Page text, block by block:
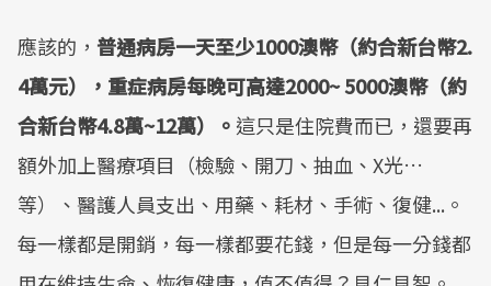
應該的， 普通病房一天至少1000澳幣（約合新台幣2.
4萬元），重症病房每晚可高達2000~ 5000澳幣（約
合新台幣4.8萬~12萬）。 這只是住院費而已，還要再
額外加上醫療項目（檢驗、開刀、抽血、X光…
等）、醫護人員支出、用藥、耗材、手術、復健...。
每一樣都是開銷，每一樣都要花錢，但是每一分錢都